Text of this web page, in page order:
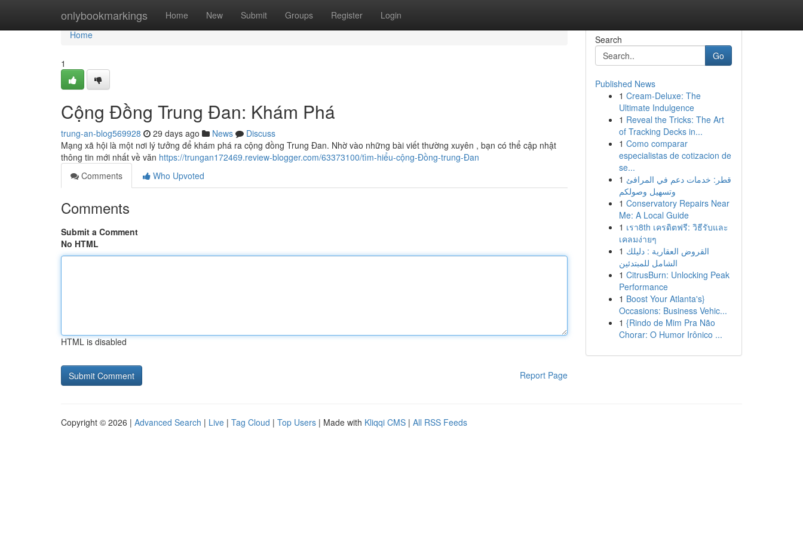
onlybookmarkings Home New Submit Groups Register Login
Home
Home
1
Cộng Đồng Trung Đan: Khám Phá
trung-an-blog569928 29 days ago News
Discuss
Mạng xã hội là một nơi lý tưởng để khám phá ra cộng đồng Trung Đan. Nhờ vào những bài viết thường xuyên , bạn có thể cập nhật
thông tin mới nhất về văn https://trungan172469.review-blogger.com/63373100/tìm-hiểu-cộng-Đồng-trung-Đan
Comments
Who Upvoted
Comments
Submit a Comment
No HTML
HTML is disabled
Report Page
Search
Go
Published News
1 Cream-Deluxe: The
Ultimate Indulgence
1 Reveal the Tricks: The Art
of Tracking Decks in...
1 Como comparar
especialistas de cotizacion de
se...
1 قطر: خدمات دعم في المرافئ
وتسهيل وصولكم
1 Conservatory Repairs Near
Me: A Local Guide
1 เรา8th เครดิตฟรี: วิธีรับและ
เคลมง่ายๆ
1 القروض العقارية : دليلك
الشامل للمبتدئين
1 CitrusBurn: Unlocking Peak
Performance
1 Boost Your Atlanta's}
Occasions: Business Vehic...
1 {Rindo de Mim Pra Não
Chorar: O Humor Irônico ...
Copyright © 2026 | Advanced Search | Live | Tag Cloud | Top Users | Made with Kliqqi CMS | All RSS Feeds